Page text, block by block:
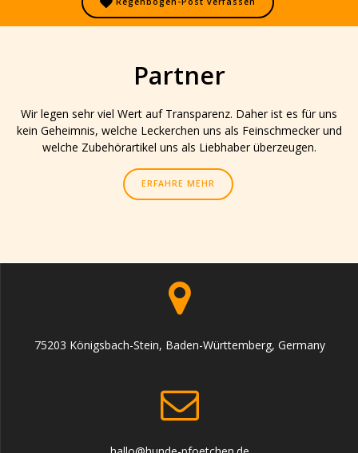
Partner
Wir legen sehr viel Wert auf Transparenz. Daher ist es für uns
kein Geheimnis, welche Leckerchen uns als Feinschmecker und
welche Zubehörartikel uns als Liebhaber überzeugen.
ERFAHRE MEHR
75203 Königsbach-Stein, Baden-Württemberg, Germany